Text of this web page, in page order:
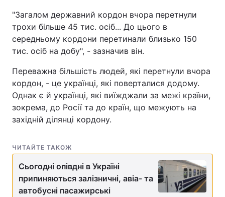
"Загалом державний кордон вчора перетнули
трохи більше 45 тис. осіб... До цього в
середньому кордони перетинали близько 150
тис. осіб на добу", - зазначив він.
Переважна більшість людей, які перетнули вчора
кордон, - це українці, які поверталися додому.
Однак є й українці, які виїжджали за межі країни,
зокрема, до Росії та до країн, що межують на
західній ділянці кордону.
ЧИТАЙТЕ ТАКОЖ
Сьогодні опівдні в Україні
припиняються залізничні, авіа- та
автобусні пасажирські